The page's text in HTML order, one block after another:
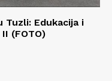
Tuzli: Edukacija i
(FOTO)